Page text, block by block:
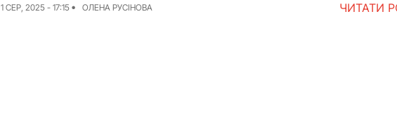
1 СЕР, 2025 - 17:15 ОЛЕНА РУСІНОВА ЧИТАТИ